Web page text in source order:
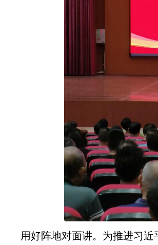
用好阵地对面讲。为推进习